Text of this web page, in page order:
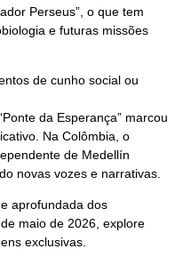
Perseus”, o que tem
e futuras missões
de cunho social ou
da Esperança” marcou
Na Colômbia, o
de Medellín
novas vozes e narrativas.
aprofundada dos
maio de 2026, explore
exclusivas.